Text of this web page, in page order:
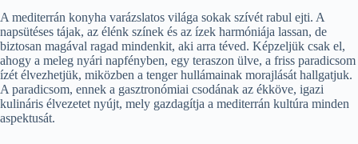
A mediterrán konyha varázslatos világa sokak szívét rabul ejti. A
napsütéses tájak, az élénk színek és az ízek harmóniája lassan, de
biztosan magával ragad mindenkit, aki arra téved. Képzeljük csak el,
ahogy a meleg nyári napfényben, egy teraszon ülve, a friss paradicsom
ízét élvezhetjük, miközben a tenger hullámainak morajlását hallgatjuk.
A paradicsom, ennek a gasztronómiai csodának az ékköve, igazi
kulináris élvezetet nyújt, mely gazdagítja a mediterrán kultúra minden
aspektusát.